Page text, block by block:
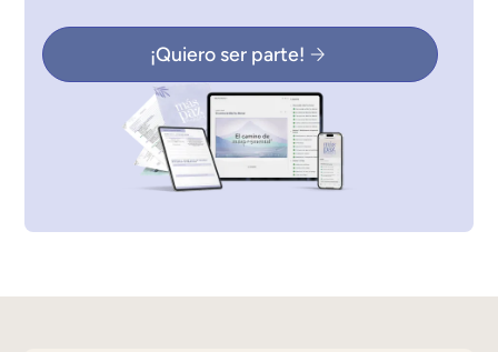
¡Quiero ser parte!